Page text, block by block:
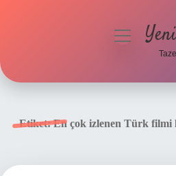
menüyü
Etiket:En çok izlenen Türk filmi